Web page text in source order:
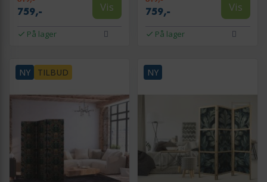
759,- Vis
På lager
759,- Vis
På lager
NY TILBUD NY